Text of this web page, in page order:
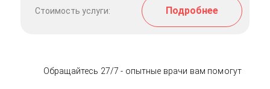
Стоимость услуги: Подробнее
Обращайтесь 27/7 - опытные врачи вам помогут